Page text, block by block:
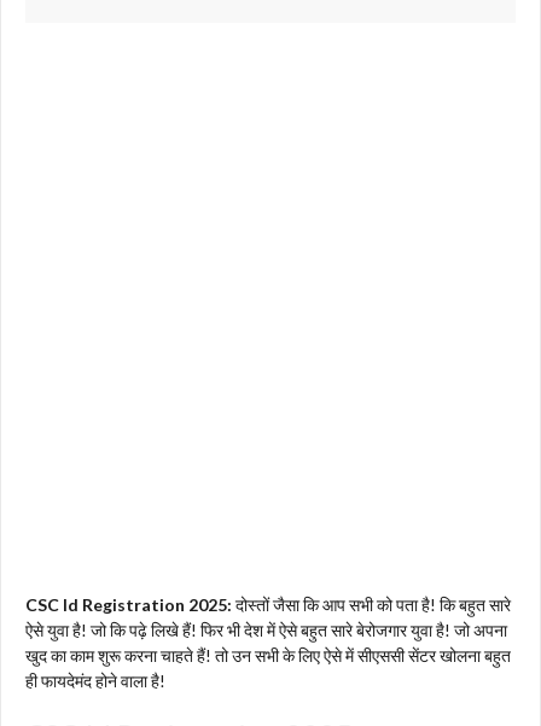
CSC Id Registration 2025: दोस्तों जैसा कि आप सभी को पता है! कि बहुत सारे
ऐसे युवा है! जो कि पढ़े लिखे हैं! फिर भी देश में ऐसे बहुत सारे बेरोजगार युवा है! जो अपना
खुद का काम शुरू करना चाहते हैं! तो उन सभी के लिए ऐसे में सीएससी सेंटर खोलना बहुत
ही फायदेमंद होने वाला है!